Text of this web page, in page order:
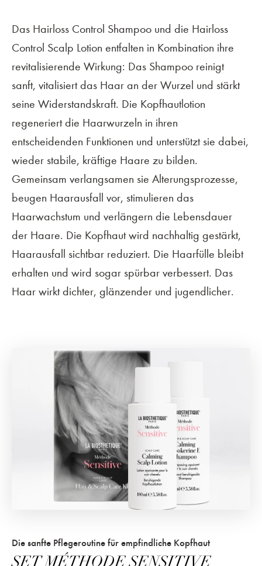
Das Hairloss Control Shampoo und die Hairloss
Control Scalp Lotion entfalten in Kombination ihre
revitalisierende Wirkung: Das Shampoo reinigt
sanft, vitalisiert das Haar an der Wurzel und stärkt
seine Widerstandskraft. Die Kopfhautlotion
regeneriert die Haarwurzeln in ihren
entscheidenden Funktionen und unterstützt sie dabei,
wieder stabile, kräftige Haare zu bilden.
Gemeinsam verlangsamen sie Alterungsprozesse,
beugen Haarausfall vor, stimulieren das
Haarwachstum und verlängern die Lebensdauer
der Haare. Die Kopfhaut wird nachhaltig gestärkt,
Haarausfall sichtbar reduziert. Die Haarfülle bleibt
erhalten und wird sogar spürbar verbessert. Das
Haar wirkt dichter, glänzender und jugendlicher.
Die sanfte Pflegeroutine für empfindliche Kopfhaut
SET MÉTHODE SENSITIVE